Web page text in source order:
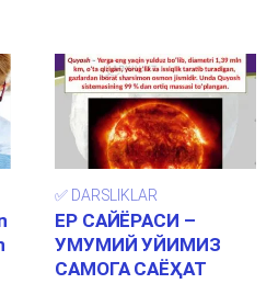
✅ DARSLIKLAR
ЕР САЙЁРАСИ –
УМУМИЙ УЙИМИЗ
САМОГА САЁҲАТ